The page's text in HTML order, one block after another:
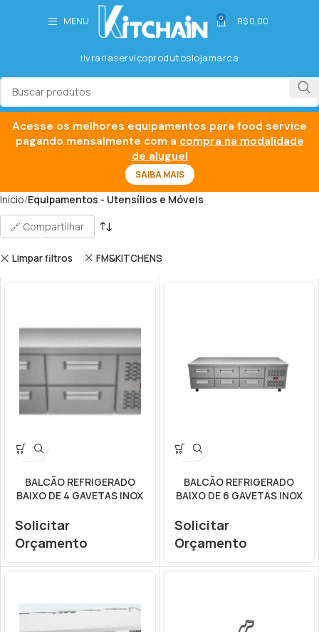
MENU 0 R$0,00
livrariaserviçoprodutoslojamarca
Início Equipamentos - Utensílios e Móveis
🔗 Compartilhar
Limpar filtros FM&KITCHENS
BALCÃO REFRIGERADO
BAIXO DE 4 GAVETAS INOX
Solicitar
Orçamento
BALCÃO REFRIGERADO
BAIXO DE 6 GAVETAS INOX
Solicitar
Orçamento
Acesse os melhores equipamentos para food service
pagando mensalmente com a compra na modalidade
de aluguel
SAIBA MAIS